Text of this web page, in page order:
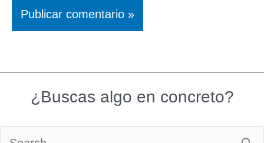
¿Buscas algo en concreto?